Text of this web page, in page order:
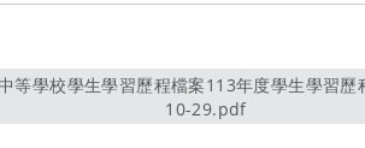
10-29.pdf另開新視窗